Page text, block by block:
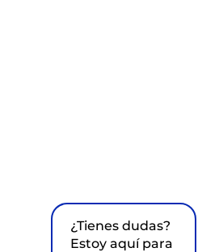
¿Tienes dudas?
Estoy aquí para